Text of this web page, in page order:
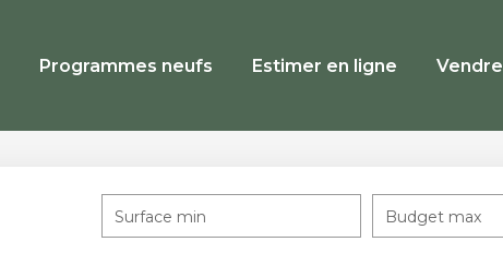
Programmes neufs Estimer en ligne Vendre
Surface min Budget max